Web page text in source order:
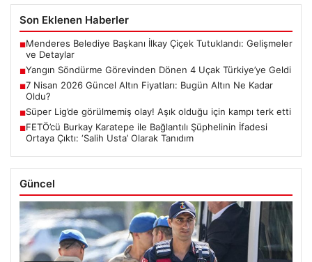
Son Eklenen Haberler
■Menderes Belediye Başkanı İlkay Çiçek Tutuklandı: Gelişmeler
ve Detaylar
■Yangın Söndürme Görevinden Dönen 4 Uçak Türkiye’ye Geldi
■7 Nisan 2026 Güncel Altın Fiyatları: Bugün Altın Ne Kadar
Oldu?
■Süper Lig’de görülmemiş olay! Aşık olduğu için kampı terk etti
■FETÖ’cü Burkay Karatepe ile Bağlantılı Şüphelinin İfadesi
Ortaya Çıktı: ‘Salih Usta’ Olarak Tanıdım
Güncel